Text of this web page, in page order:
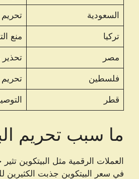
السعودية تحريم
تركيا منع
مصر
فلسطين تحريم
قطر
ما سبب تحريم
العملات الرقمية مثل البيتكوين تثير
في سعر البيتكوين جذبت الكثيرين